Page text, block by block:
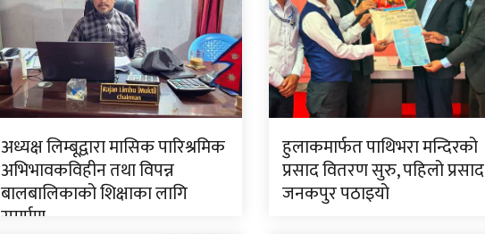
अध्यक्ष लिम्बूद्वारा मासिक पारिश्रमिक
अभिभावकविहीन तथा विपन्न
बालबालिकाको शिक्षाका लागि
समर्पण
हुलाकमार्फत पाथिभरा मन्दिरको
प्रसाद वितरण सुरु, पहिलो प्रसाद
जनकपुर पठाइयो